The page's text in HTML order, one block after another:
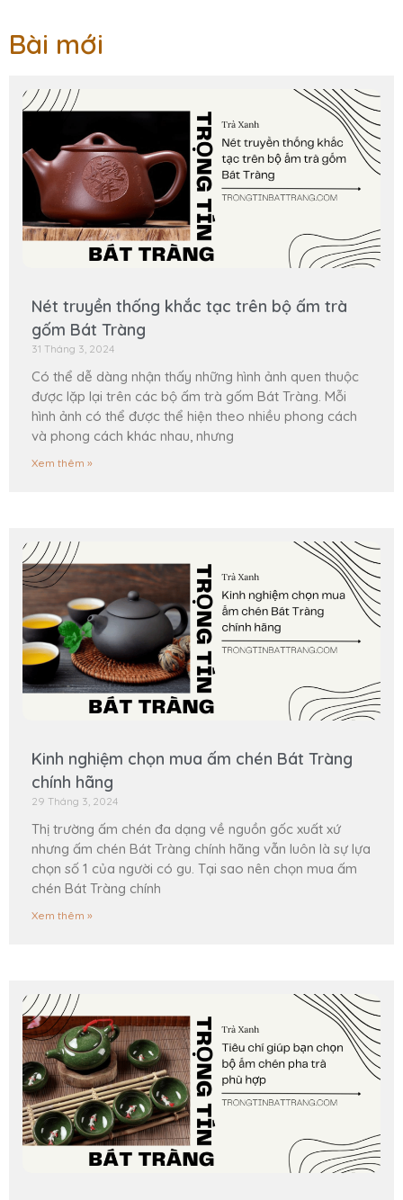
Bài mới
Nét truyền thống khắc tạc trên bộ ấm trà
gốm Bát Tràng
31 Tháng 3, 2024
Có thể dễ dàng nhận thấy những hình ảnh quen thuộc
được lặp lại trên các bộ ấm trà gốm Bát Tràng. Mỗi
hình ảnh có thể được thể hiện theo nhiều phong cách
và phong cách khác nhau, nhưng
Xem thêm »
Kinh nghiệm chọn mua ấm chén Bát Tràng
chính hãng
29 Tháng 3, 2024
Thị trường ấm chén đa dạng về nguồn gốc xuất xứ
nhưng ấm chén Bát Tràng chính hãng vẫn luôn là sự lựa
chọn số 1 của người có gu. Tại sao nên chọn mua ấm
chén Bát Tràng chính
Xem thêm »